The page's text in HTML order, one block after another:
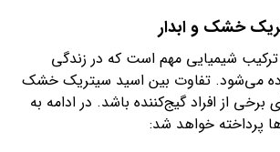
خشک و ابدار
شیمیایی مهم است که در زندگی
می‌شود. تفاوت بین اسید سیتریک خشک
برخی از افراد گیج‌کننده باشد. در ادامه به
پرداخته خواهد شد: